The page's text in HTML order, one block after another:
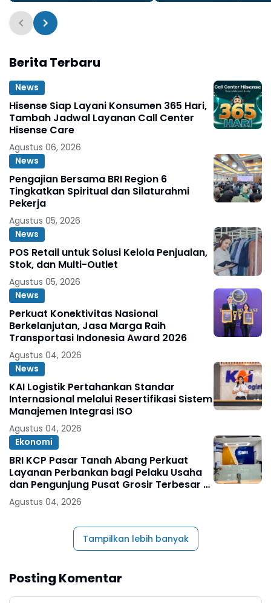
organisasi internasional
adalah
Berita Terbaru
News
Hisense Siap Layani Konsumen 365 Hari,
Tambah Jadwal Layanan Call Center
Hisense Care
Agustus 06, 2026
News
Pengajian Bersama BRI Region 6
Tingkatkan Spiritual dan Silaturahmi
Pekerja
Agustus 05, 2026
News
POS Retail untuk Solusi Kelola Penjualan,
Stok, dan Multi-Outlet
Agustus 05, 2026
News
Perkuat Konektivitas Nasional
Berkelanjutan, Jasa Marga Raih
Transportasi Indonesia Award 2026
Agustus 04, 2026
News
KAI Logistik Pertahankan Standar
Internasional melalui Resertifikasi Sistem
Manajemen Integrasi ISO
Agustus 04, 2026
Ekonomi
BRI KCP Pasar Tanah Abang Perkuat
Layanan Perbankan bagi Pelaku Usaha
dan Pengunjung Pusat Grosir Terbesar di
Indonesia
Agustus 04, 2026
Tampilkan lebih banyak
Posting Komentar